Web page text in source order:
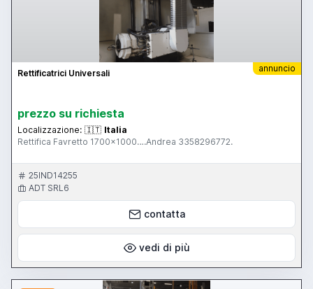
annuncio
Rettificatrici Universali
prezzo su richiesta
Localizzazione: 🇮🇹 Italia
Rettifica Favretto 1700x1000….Andrea 3358296772.
25IND14255
ADT SRL6
contatta
vedi di più